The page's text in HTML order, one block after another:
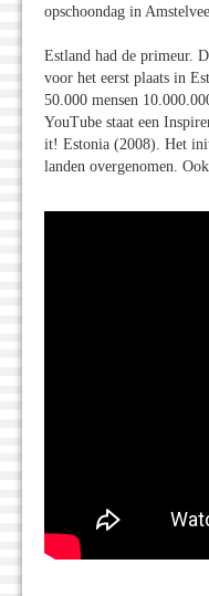
opschoondag in
Estland had de primeur.
voor het eerst plaats in
50.000 mensen
YouTube staat een
it! Estonia (2008). Het
landen overgenomen.